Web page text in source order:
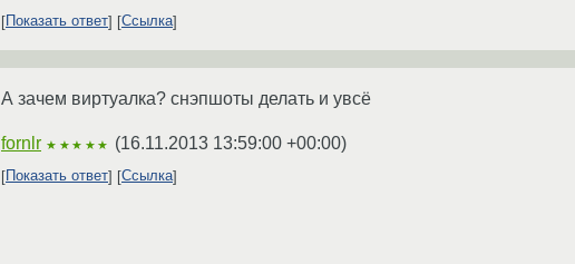
Показать ответ Ссылка
А зачем виртуалка? снэпшоты делать и увсё
fornlr ★★★★★ (16.11.2013 13:59:00 +00:00)
Показать ответ Ссылка